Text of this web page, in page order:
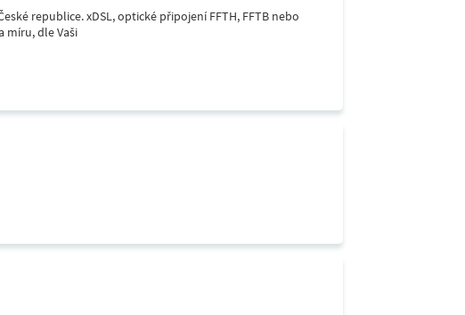
republice. xDSL, optické připojení FFTH, FFTB nebo
míru, dle Vaši